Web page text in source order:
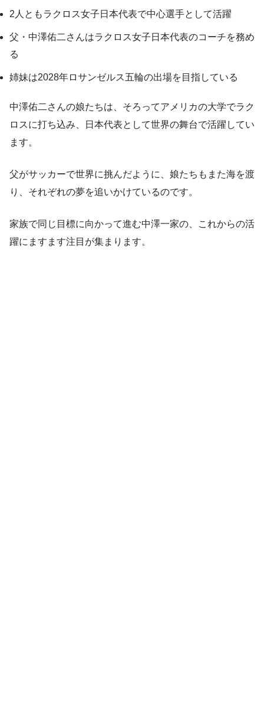
2人ともラクロス女子日本代表で中心選手として活躍
父・中澤佑二さんはラクロス女子日本代表のコーチを務め
る
姉妹は2028年ロサンゼルス五輪の出場を目指している
中澤佑二さんの娘たちは、そろってアメリカの大学でラク
ロスに打ち込み、日本代表として世界の舞台で活躍してい
ます。
父がサッカーで世界に挑んだように、娘たちもまた海を渡
り、それぞれの夢を追いかけているのです。
家族で同じ目標に向かって進む中澤一家の、これからの活
躍にますます注目が集まります。